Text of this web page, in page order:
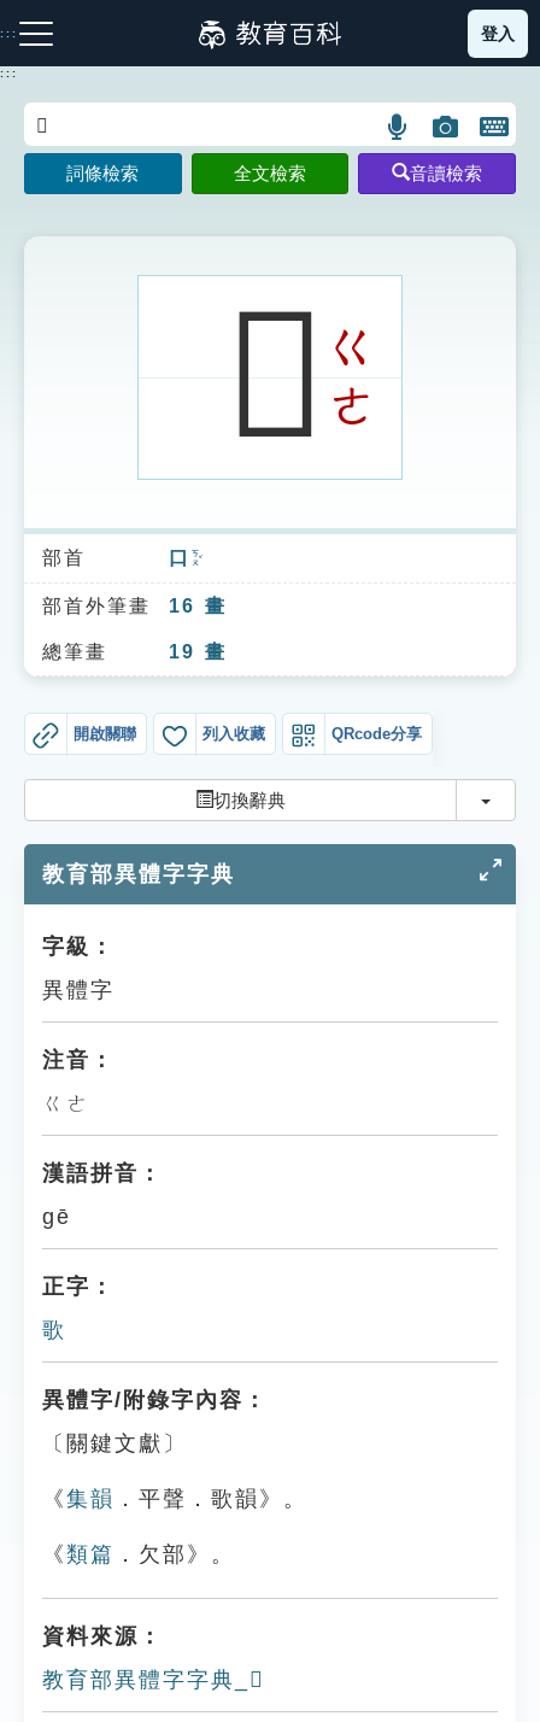
到
主
:::
注音索引圖示 筆畫索引圖示 部首索引表圖示
索引選單
知識索引
單字索引
貓頭鷹博士
登入
:::
語
言
搜
示
圖
片
搜
開
鍵
圖
詞條檢索 全文檢索 音讀檢索
𡃭ㄍ
ㄜ
部首 口 ㄎㄡˇ
部首外筆畫 16 畫
總筆畫 19 畫
開啟關聯 列入收藏 QRcode分享
切換辭典 切換
教育部異體字字典
字級：
異體字
注音：
ㄍㄜ
漢語拼音：
gē
正字：
歌
異體字/附錄字內容：
〔關鍵文獻〕
《集韻 ．平聲．歌韻》。
《類篇 ．欠部》。
資料來源：
教育部異體字字典_𡃭